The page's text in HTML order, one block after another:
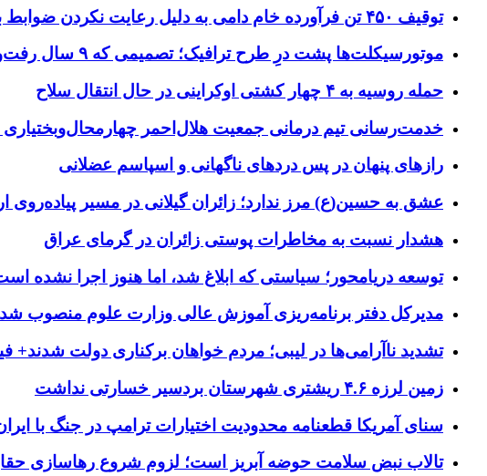
توقیف ۴۵۰ تن فرآورده خام دامی به دلیل رعایت نکردن ضوابط بهداشتی
موتورسیکلت‌ها پشت درِ طرح ترافیک؛ تصمیمی که ۹ سال رفت‌وبرگشت دارد
حمله روسیه به ۴ چهار کشتی اوکراینی در حال انتقال سلاح
خدمت‌رسانی تیم درمانی جمعیت هلال‌احمر چهارمحال‌وبختیاری
رازهای پنهان در پس دردهای ناگهانی و اسپاسم عضلانی
عشق به حسین(ع) مرز ندارد؛ زائران گیلانی در مسیر پیاده‌روی
هشدار نسبت به مخاطرات پوستی زائران در گرمای عراق
توسعه دریامحور؛ سیاستی که ابلاغ شد، اما هنوز اجرا نشده
مدیرکل دفتر برنامه‌ریزی آموزش عالی وزارت علوم منصوب شد
تشدید ناآرامی‌ها در لیبی؛ مردم خواهان برکناری دولت شدند+
زمین لرزه ۴.۶ ریشتری شهرستان بردسیر خسارتی نداشت
سنای آمریکا قطعنامه محدودیت اختیارات ترامپ در جنگ با
تالاب نبض سلامت حوضه آبریز است؛ لزوم شروع رهاسازی